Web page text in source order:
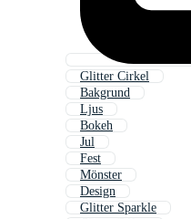
Glitter Cirkel
Bakgrund
Ljus
Bokeh
Jul
Fest
Mönster
Design
Glitter Sparkle